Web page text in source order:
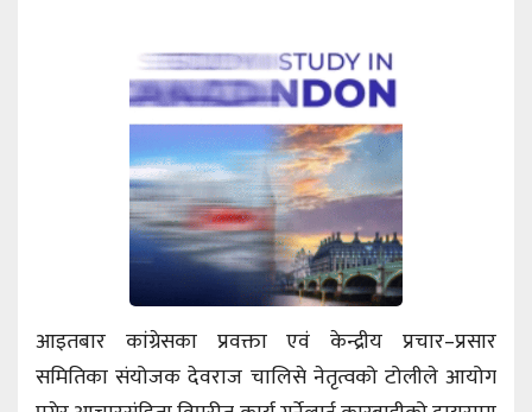
आइतबार कांग्रेसका प्रवक्ता एवं केन्द्रीय प्रचार–प्रसार
समितिका संयोजक देवराज चालिसे नेतृत्वको टोलीले आयोग